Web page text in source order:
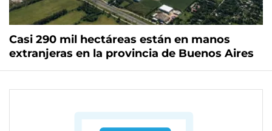
Casi 290 mil hectáreas están en manos
extranjeras en la provincia de Buenos Aires